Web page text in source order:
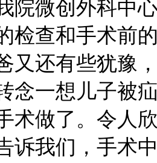
院微创外科中
检查和手术前
又还有些犹豫
念一想儿子被
术做了。令人
诉我们，手术